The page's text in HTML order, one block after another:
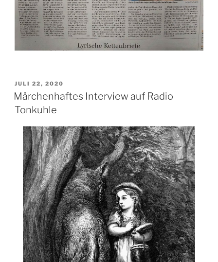
VERÖFFENTLICHT
AM
JULI 22, 2020
Märchenhaftes Interview auf Radio
Tonkuhle